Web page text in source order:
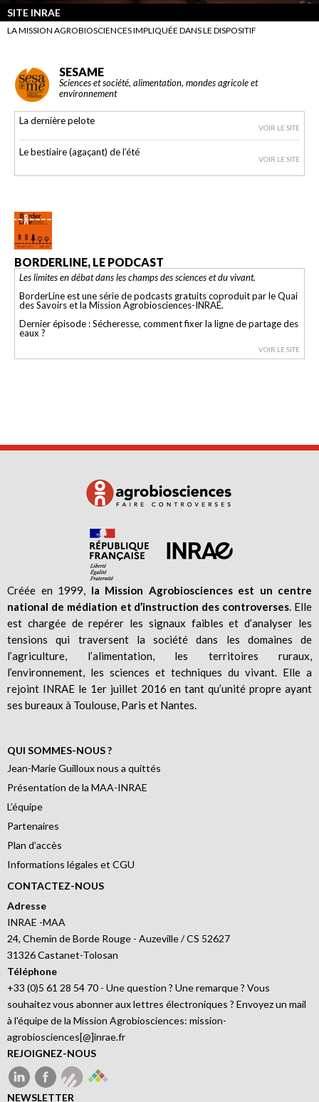
SITE INRAE
LA MISSION AGROBIOSCIENCES IMPLIQUÉE DANS LE DISPOSITIF
SESAME
Sciences et société, alimentation, mondes agricole et
environnement
La dernière pelote
VOIR LE SITE
Le bestiaire (agaçant) de l’été
VOIR LE SITE
BORDERLINE, LE PODCAST
Les limites en débat dans les champs des sciences et du vivant.
BorderLine est une série de podcasts gratuits coproduit par le Quai
des Savoirs et la Mission Agrobiosciences-INRAE.
Dernier épisode : Sécheresse, comment fixer la ligne de partage des
eaux ?
VOIR LE SITE
Créée en 1999, la Mission Agrobiosciences est un centre
national de médiation et d’instruction des controverses. Elle
est chargée de repérer les signaux faibles et d’analyser les
tensions qui traversent la société dans les domaines de
l’agriculture, l’alimentation, les territoires ruraux,
l’environnement, les sciences et techniques du vivant. Elle a
rejoint INRAE le 1er juillet 2016 en tant qu’unité propre ayant
ses bureaux à Toulouse, Paris et Nantes.
QUI SOMMES-NOUS ?
Jean-Marie Guilloux nous a quittés
Présentation de la MAA-INRAE
L’équipe
Partenaires
Plan d’accès
Informations légales et CGU
CONTACTEZ-NOUS
Adresse
INRAE -MAA
24, Chemin de Borde Rouge - Auzeville / CS 52627
31326 Castanet-Tolosan
Téléphone
+33 (0)5 61 28 54 70 - Une question ? Une remarque ? Vous
souhaitez vous abonner aux lettres électroniques ? Envoyez un mail
à l'équipe de la Mission Agrobiosciences: mission-
agrobiosciences[@]inrae.fr
REJOIGNEZ-NOUS
NEWSLETTER